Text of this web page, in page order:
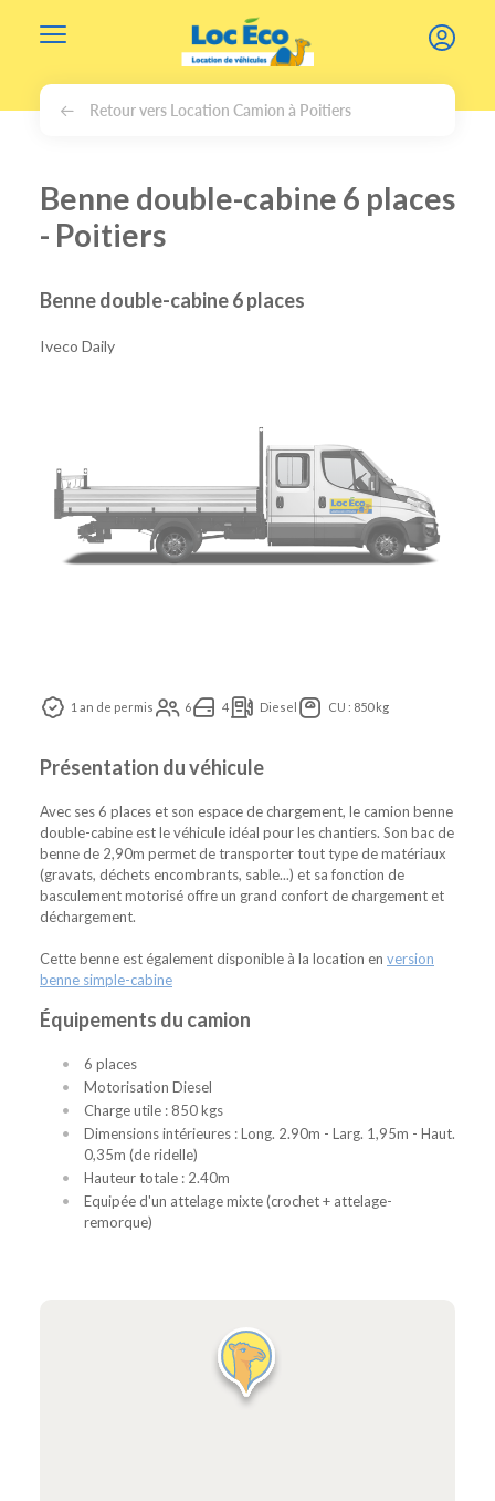
Retour vers Location Camion à Poitiers
Benne double-cabine 6 places
- Poitiers
Benne double-cabine 6 places
Iveco Daily
1 an de permis 6 4 Diesel CU : 850 kg
Présentation du véhicule
Avec ses 6 places et son espace de chargement, le camion benne
double-cabine est le véhicule idéal pour les chantiers. Son bac de
benne de 2,90m permet de transporter tout type de matériaux
(gravats, déchets encombrants, sable...) et sa fonction de
basculement motorisé offre un grand confort de chargement et
déchargement.
Cette benne est également disponible à la location en version
benne simple-cabine
Équipements du camion
6 places
Motorisation Diesel
Charge utile : 850 kgs
Dimensions intérieures : Long. 2.90m - Larg. 1,95m - Haut.
0,35m (de ridelle)
Hauteur totale : 2.40m
Equipée d'un attelage mixte (crochet + attelage-
remorque)